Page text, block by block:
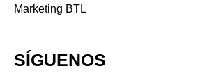
Marketing BTL
SÍGUENOS